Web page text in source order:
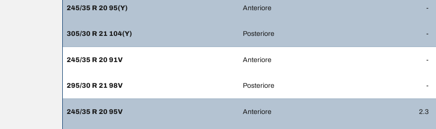
245/35 R 20 95(Y) Anteriore -
305/30 R 21 104(Y) Posteriore -
245/35 R 20 91V Anteriore -
295/30 R 21 98V Posteriore -
245/35 R 20 95V Anteriore 2.3